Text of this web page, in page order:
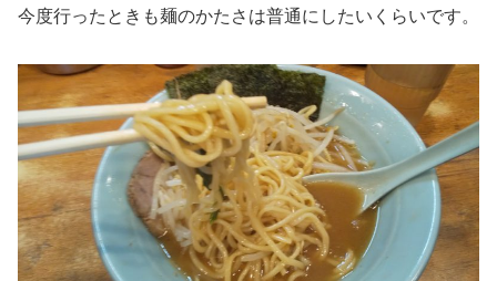
今度行ったときも麺のかたさは普通にしたいくらいです。